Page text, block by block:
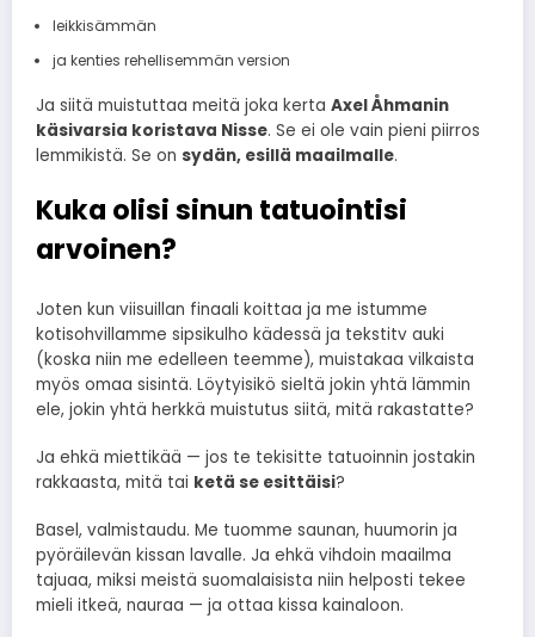
leikkisämmän
ja kenties rehellisemmän version
Ja siitä muistuttaa meitä joka kerta Axel Åhmanin
käsivarsia koristava Nisse. Se ei ole vain pieni piirros
lemmikistä. Se on sydän, esillä maailmalle.
Kuka olisi sinun tatuointisi
arvoinen?
Joten kun viisuillan finaali koittaa ja me istumme
kotisohvillamme sipsikulho kädessä ja tekstitv auki
(koska niin me edelleen teemme), muistakaa vilkaista
myös omaa sisintä. Löytyisikö sieltä jokin yhtä lämmin
ele, jokin yhtä herkkä muistutus siitä, mitä rakastatte?
Ja ehkä miettikää — jos te tekisitte tatuoinnin jostakin
rakkaasta, mitä tai ketä se esittäisi?
Basel, valmistaudu. Me tuomme saunan, huumorin ja
pyöräilevän kissan lavalle. Ja ehkä vihdoin maailma
tajuaa, miksi meistä suomalaisista niin helposti tekee
mieli itkeä, nauraa — ja ottaa kissa kainaloon.